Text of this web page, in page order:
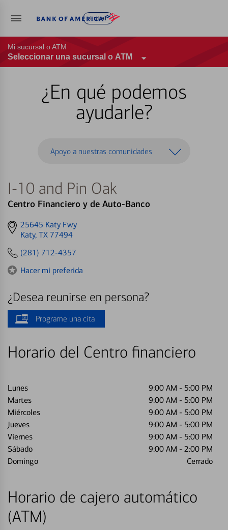
Entrar
Mi sucursal o ATM
Seleccionar una sucursal o ATM
¿En qué podemos
ayudarle?
Apoyo a nuestras comunidades
I-10 and Pin Oak
Centro Financiero y de Auto-Banco
Get
directions
25645 Katy Fwy
Katy, TX 77494
(281) 712-4357
Hacer mi preferida
¿Desea reunirse en persona?
Programe una cita
Horario del Centro financiero
Lunes 9:00 AM - 5:00 PM
Martes
9:00 AM - 5:00 PM
Miércoles
9:00 AM - 5:00 PM
Jueves
9:00 AM - 5:00 PM
Viernes
9:00 AM - 5:00 PM
Sábado
9:00 AM - 2:00 PM
Domingo
Cerrado
Horario de cajero automático
(ATM)